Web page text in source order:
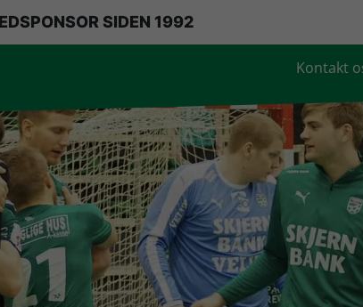
SIDEN 1992
Kontakt